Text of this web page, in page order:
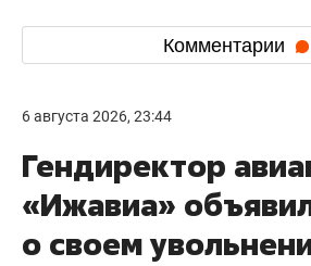
Комментарии
6 августа 2026, 23:44
Гендиректор
«Ижавиа»
о своем